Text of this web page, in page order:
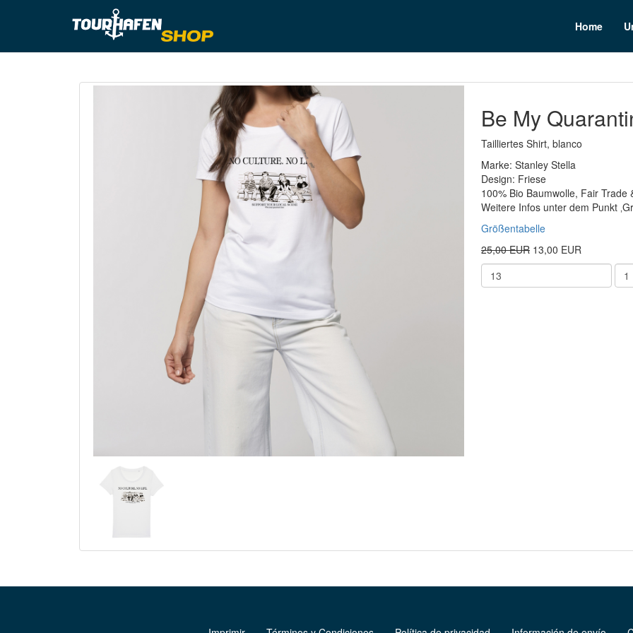
Home
Be My
Tailliertes Shirt, blanco
Marke: Stanley Stella
Design: Friese
100% Bio Baumwolle, Fair Trade
Weitere Infos unter dem Punkt
Größentabelle
25,00 EUR 13,00 EUR